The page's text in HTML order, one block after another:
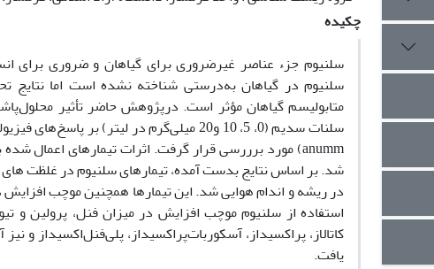
چکیده
سلنیوم جزء عناصر غیرضروری برای گیاهان و ضروری برای
سلنیوم در گیاهان به‌درستی شناخته نشده است اما نتایج
سلنات سدیم (0، 5، 10 و20 میلی‌گرم ‌در ‌لیتر) بر پاسخ‌های فیزیولوژیکی و بیوشیمیایی گیاه فلفل دلمه‌ای
anumm) مورد‌‌‌‌‌‌‌‌‌‌‌‌‌‌‌‌ برررسی قرار گرفت. اثرات تیمارهای اعمال
شد.بر اساس نتایج بدست آمده،تیمارهایسلنیوم در غلظت های 10 و
در ریشه و اندام هوایی شد. این تیمارها همچنین موچب افزایش
استفاده از سلنیوم موچب افزایش در میزان فنل، پرولین و
کاتالاز، پراکسیداز، آسکورباتپراکسیداز، پلیفنلاکسیداز و
یافت.